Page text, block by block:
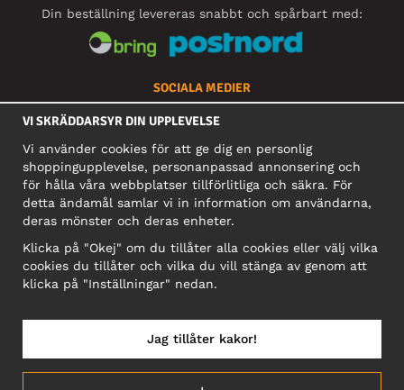
Din beställning levereras snabbt och spårbart med:
SOCIALA MEDIER
FÖRETAG
Motley Denim Europe OÜ
Narva mnt 5, EE-10117 Tallinn
Org: 12356245, Momsnummer: SE502090048501
OBS! Skicka inte varureturer till denna adress!
SVERIGE/SVENSKA
VI SKRÄDDARSYR DIN UPPLEVELSE
Vi använder cookies för att ge dig en personlig
shoppingupplevelse, personanpassad annonsering och
för hålla våra webbplatser tillförlitliga och säkra. För
detta ändamål samlar vi in information om användarna,
deras mönster och deras enheter.
Klicka på "Okej" om du tillåter alla cookies eller välj vilka
cookies du tillåter och vilka du vill stänga av genom att
klicka på "Inställningar" nedan.
Jag tillåter kakor!